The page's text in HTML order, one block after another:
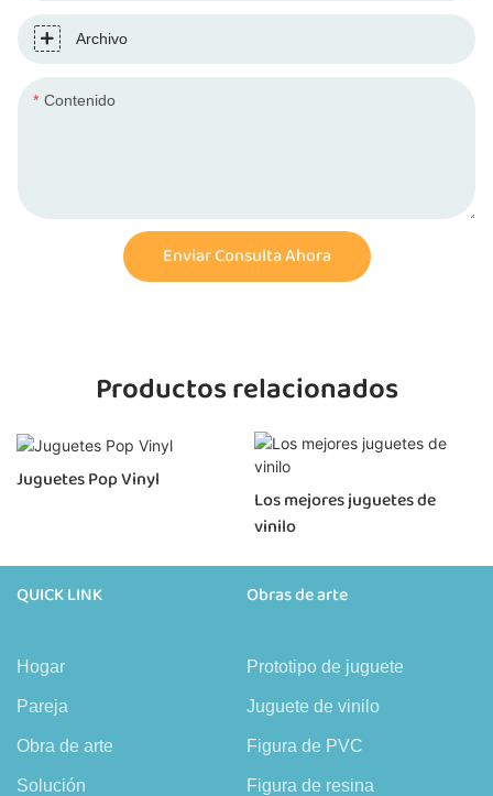
Archivo
Contenido
Enviar Consulta Ahora
Productos relacionados
Juguetes Pop Vinyl
Los mejores juguetes de
vinilo
QUICK LINK
Hogar
Pareja
Obra de arte
Solución
Obras de arte
Prototipo de juguete
Juguete de vinilo
Figura de PVC
Figura de resina